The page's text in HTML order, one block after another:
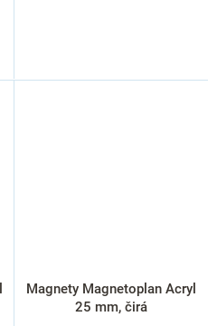
Magnety Magnetoplan Acryl
25 mm, čirá